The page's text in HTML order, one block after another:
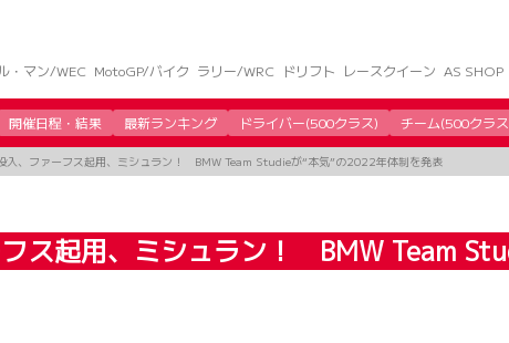
・マン/WEC MotoGP/バイク ラリー/WRC ドリフト レースクイーン AS SHOP
開催日程・結果 最新ランキング ドライバー(500クラス) チーム(500クラ
入、ファーフス起用、ミシュラン！ BMW Team Studieが“本気”の2022年体制を発表
ス起用、ミシュラン！ BMW Team